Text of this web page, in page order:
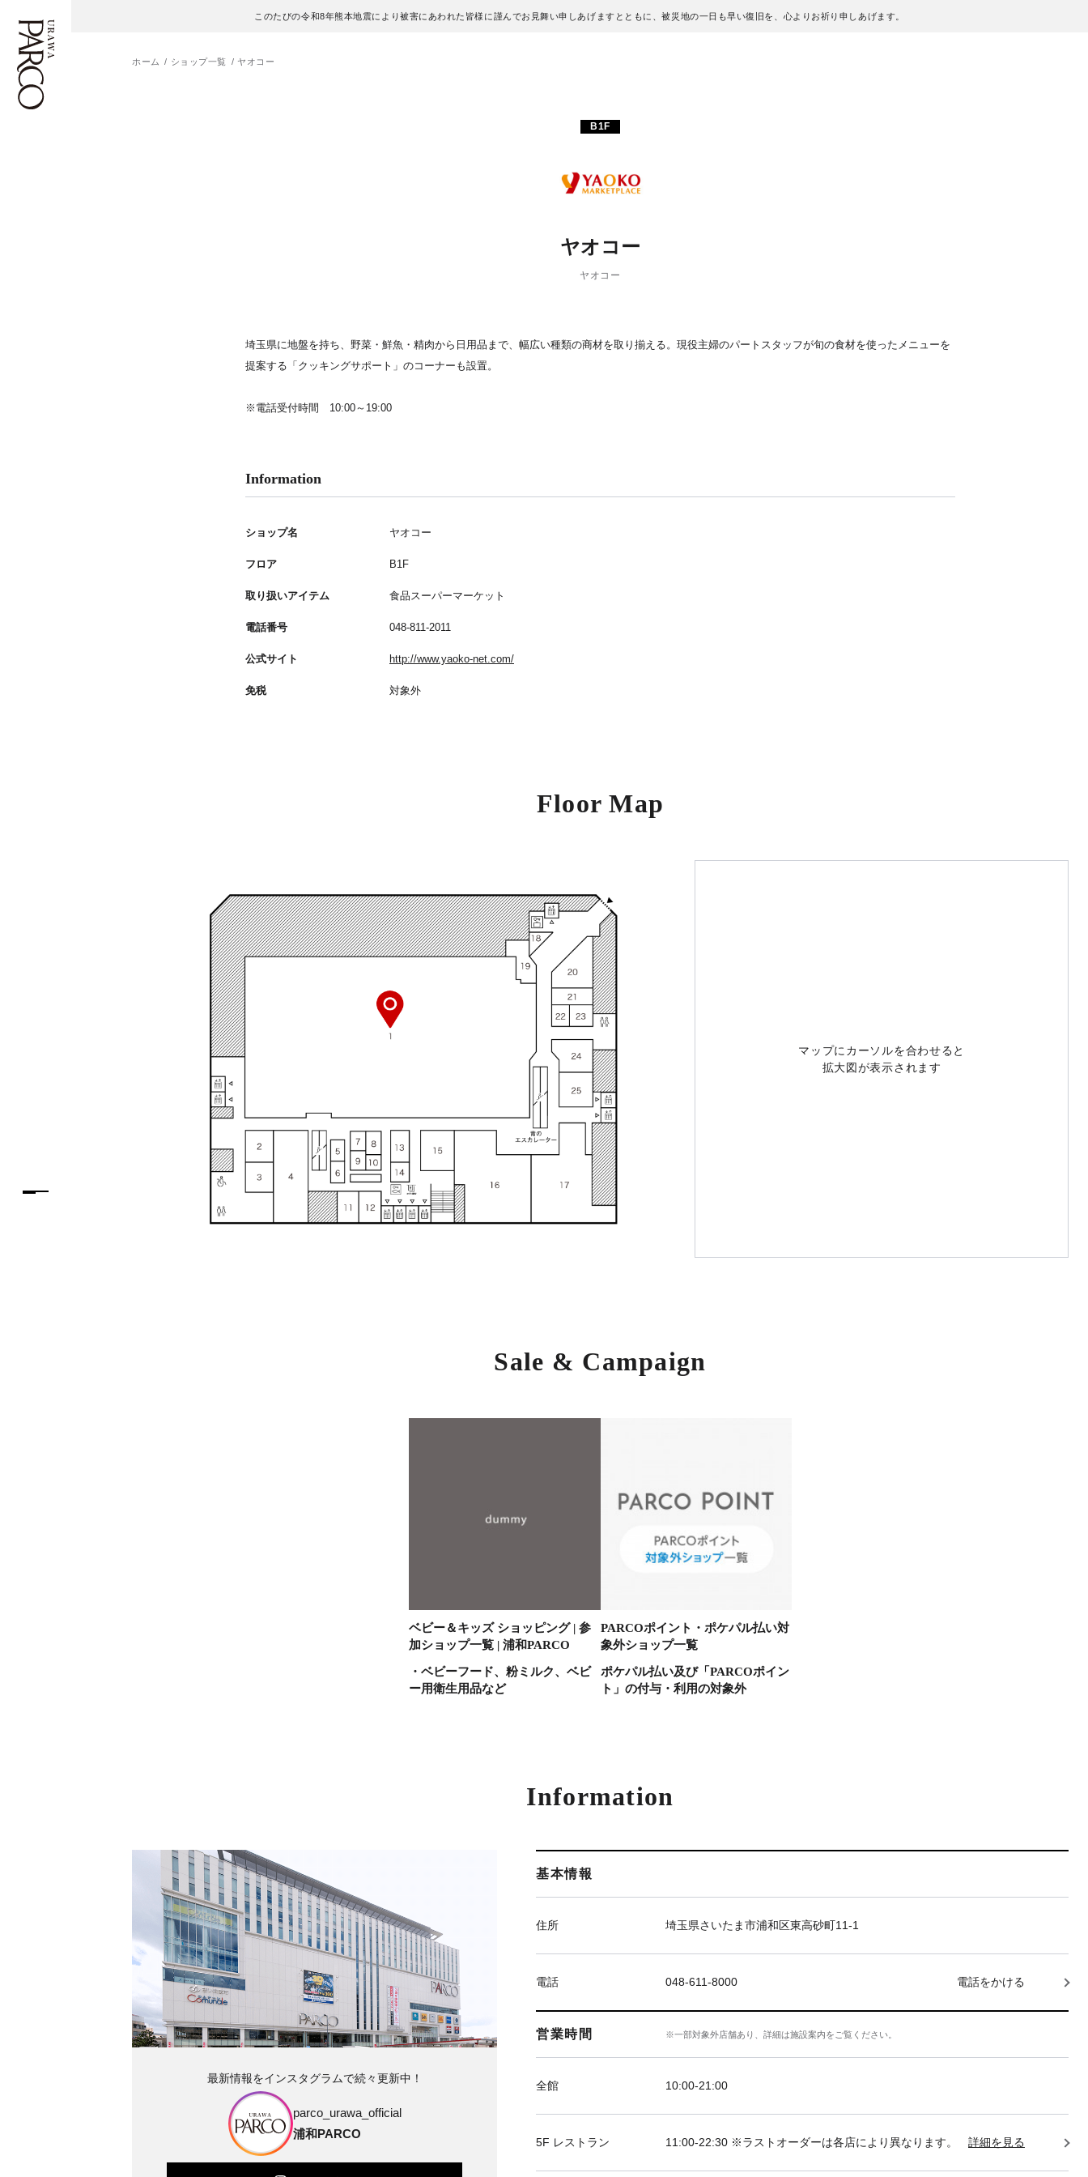
このたびの令和8年熊本地震により被害にあわれた皆様に謹んでお見舞い申しあげますとともに、被災地の一日も早い復旧を、心よりお祈り申しあげます。
ホーム ショップ一覧 ヤオコー
B1F
ヤオコー
ヤオコー
埼玉県に地盤を持ち、野菜・鮮魚・精肉から日用品まで、幅広い種類の商材を取り揃える。現役主婦のパートスタッフが旬の食材を使ったメニューを
提案する「クッキングサポート」のコーナーも設置。
※電話受付時間 10:00～19:00
Information
ショップ名 ヤオコー
フロア B1F
取り扱いアイテム 食品スーパーマーケット
電話番号 048-811-2011
公式サイト http://www.yaoko-net.com/
免税 対象外
Floor Map
マップにカーソルを合わせると
拡大図が表示されます
Sale & Campaign
ベビー＆キッズ ショッピング | 参
加ショップ一覧 | 浦和PARCO
・ベビーフード、粉ミルク、ベビ
ー用衛生用品など
PARCOポイント・ポケパル払い対
象外ショップ一覧
ポケパル払い及び「PARCOポイン
ト」の付与・利用の対象外
Information
基本情報
住所 埼玉県さいたま市浦和区東高砂町11-1
電話 048-611-8000 電話をかける
営業時間 ※一部対象外店舗あり、詳細は施設案内をご覧ください。
全館 10:00‐21:00
5F レストラン 11:00-22:30 ※ラストオーダーは各店により異なります。 詳細を見る
最新情報をインスタグラムで続々更新中！
parco_urawa_official
浦和PARCO